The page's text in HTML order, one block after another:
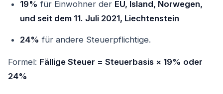
19% für Einwohner der EU, Island, Norwegen,
und seit dem 11. Juli 2021, Liechtenstein
24% für andere Steuerpflichtige.
Formel: Fällige Steuer = Steuerbasis × 19% oder
24%